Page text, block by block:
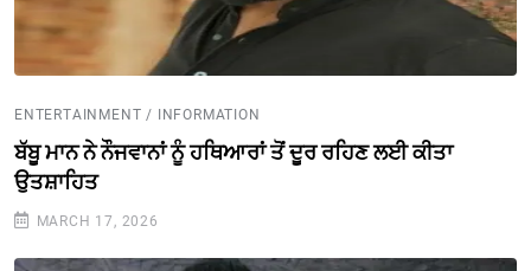
ENTERTAINMENT / INFORMATION
ਬੱਬੂ ਮਾਨ ਨੇ ਨੌਜਵਾਨਾਂ ਨੂੰ ਹਥਿਆਰਾਂ ਤੋਂ ਦੂਰ ਰਹਿਣ ਲਈ ਕੀਤਾ
ਉਤਸ਼ਾਹਿਤ
MARCH 17, 2026